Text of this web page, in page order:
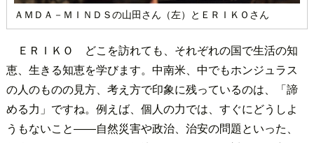
ＡＭＤＡ－ＭＩＮＤＳの山田さん（左）とＥＲＩＫＯさん
ＥＲＩＫＯ どこを訪れても、それぞれの国で生活の知
恵、生きる知恵を学びます。中南米、中でもホンジュラス
の人のものの見方、考え方で印象に残っているのは、「諦
める力」ですね。例えば、個人の力では、すぐにどうしよ
うもないこと――自然災害や政治、治安の問題といった、